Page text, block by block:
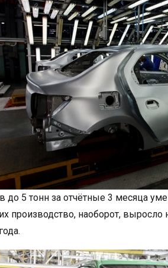
до 5 тонн за отчётные 3 месяца
производство, наоборот, выросло